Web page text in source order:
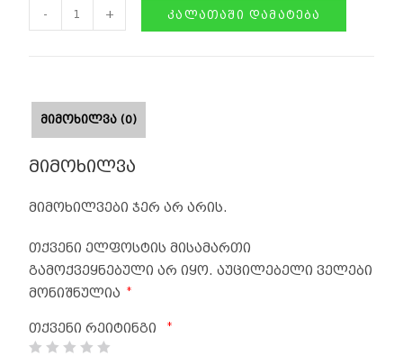
- + ᲙᲐᲚᲐᲗᲐᲨᲘ ᲓᲐᲛᲐᲢᲔᲑᲐ
ᲛᲘᲛᲝᲮᲘᲚᲕᲐ (0)
მიმოხილვა
მიმოხილვები ჯერ არ არის.
თქვენი ელფოსტის მისამართი
გამოქვეყნებული არ იყო. აუცილებელი ველები
მონიშნულია
*
თქვენი რეიტინგი *